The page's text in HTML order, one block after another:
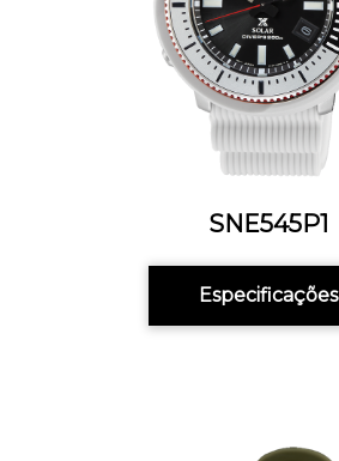
SNE545P1
Especificações